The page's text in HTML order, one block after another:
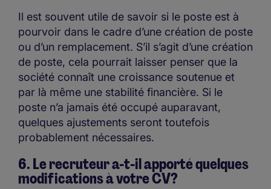
Il est souvent utile de savoir si le poste est à
pourvoir dans le cadre d’une création de poste
ou d’un remplacement. S’il s’agit d’une création
de poste, cela pourrait laisser penser que la
société connaît une croissance soutenue et
par là même une stabilité financière. Si le
poste n’a jamais été occupé auparavant,
quelques ajustements seront toutefois
probablement nécessaires.
6. Le recruteur a-t-il apporté quelques
modifications à votre CV?